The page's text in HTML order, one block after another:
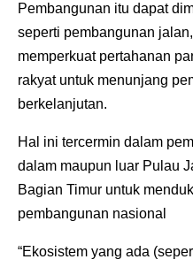
Pembangunan itu dapat
seperti pembangunan
memperkuat pertahanan
rakyat untuk menunjang
berkelanjutan.
Hal ini tercermin dalam
dalam maupun luar Pulau
Bagian Timur untuk
pembangunan nasional
“Ekosistem yang ada